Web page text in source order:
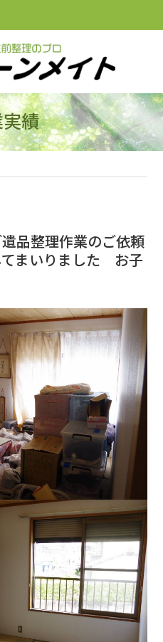
績
品整理作業のご依頼
てまいりました お子